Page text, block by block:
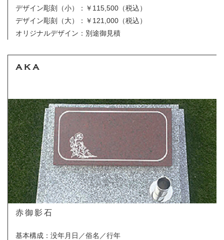
デザイン彫刻（小）：￥115,500（税込）
デザイン彫刻（大）：￥121,000（税込）
オリジナルデザイン：別途御見積
AKA
赤御影石
基本構成：没年月日／俗名／行年